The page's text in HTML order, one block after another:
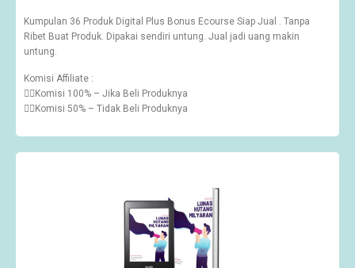
Kumpulan 36 Produk Digital Plus Bonus Ecourse Siap Jual . Tanpa
Ribet Buat Produk. Dipakai sendiri untung. Jual jadi uang makin
untung.
Komisi Affiliate :
👉🏽Komisi 100% – Jika Beli Produknya
👉🏽Komisi 50% – Tidak Beli Produknya